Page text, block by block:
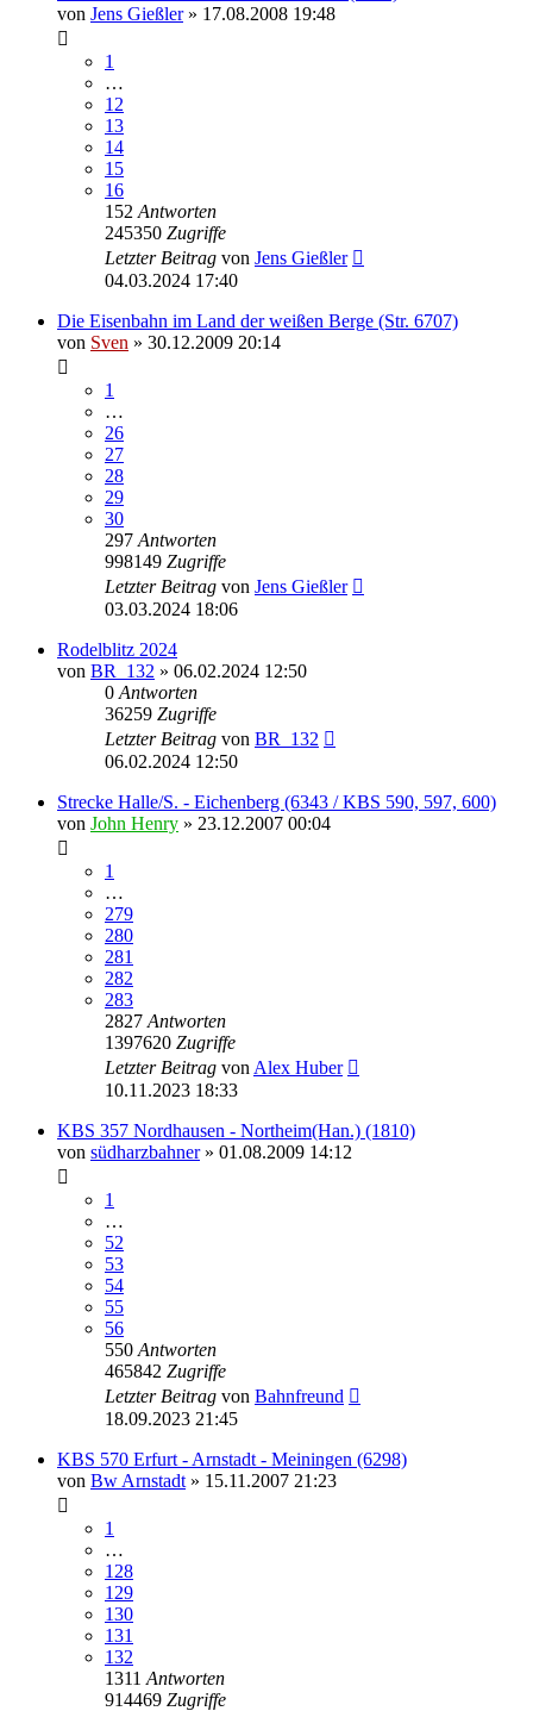
von Jens Gießler» 17.08.2008 19:48
1
…
12
13
14
15
16
152 Antworten
245350 Zugriffe
Letzter Beitrag von Jens Gießler
04.03.2024 17:40
Die Eisenbahn im Land der weißen Berge (Str. 6707)
von Sven » 30.12.2009 20:14
1
…
26
27
28
29
30
297 Antworten
998149 Zugriffe
Letzter Beitrag von Jens Gießler
03.03.2024 18:06
Rodelblitz 2024
von BR_132 » 06.02.2024 12:50
0 Antworten
36259 Zugriffe
Letzter Beitrag von BR_132
06.02.2024 12:50
Strecke Halle/S. - Eichenberg (6343 / KBS 590, 597, 600)
von John Henry » 23.12.2007 00:04
1
…
279
280
281
282
283
2827 Antworten
1397620 Zugriffe
Letzter Beitrag von Alex Huber
10.11.2023 18:33
KBS 357 Nordhausen - Northeim(Han.) (1810)
von südharzbahner» 01.08.2009 14:12
1
…
52
53
54
55
56
550 Antworten
465842 Zugriffe
Letzter Beitrag von Bahnfreund
18.09.2023 21:45
KBS 570 Erfurt - Arnstadt - Meiningen (6298)
von Bw Arnstadt » 15.11.2007 21:23
1
…
128
129
130
131
132
1311 Antworten
914469 Zugriffe